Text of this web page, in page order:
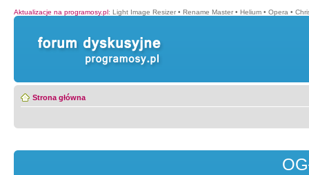
Aktualizacje na programosy.pl: Light Image Resizer • Rename Master • Helium • Opera •
Strona główna